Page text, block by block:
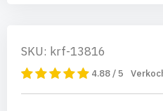
SKU: krf-13816
4.88 / 5